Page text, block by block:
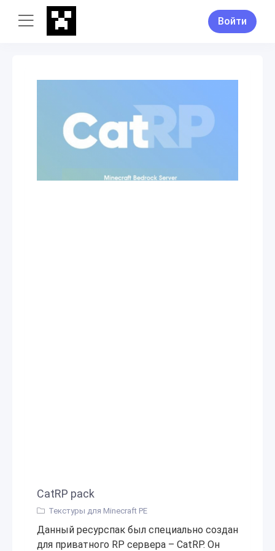
Войти
CatRP pack
Текстуры для Minecraft PE
Данный ресурспак был специально создан
для приватного RP сервера – CatRP. Он